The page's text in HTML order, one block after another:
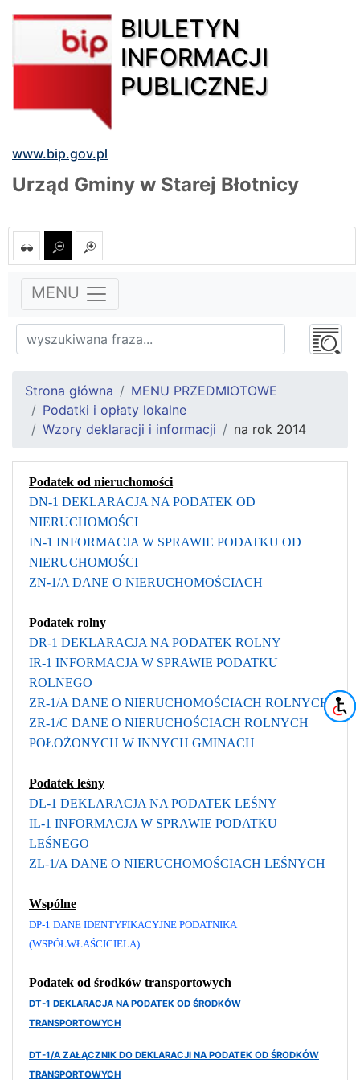
BIULETYN
INFORMACJI
PUBLICZNEJ
www.bip.gov.pl
Urząd Gminy w Starej Błotnicy
MENU
Strona główna
MENU PRZEDMIOTOWE
Podatki i opłaty lokalne
Wzory deklaracji i informacji
na rok 2014
Podatek od nieruchomości
DN-1 DEKLARACJA NA PODATEK OD
NIERUCHOMOŚCI
IN-1 INFORMACJA W SPRAWIE PODATKU OD
NIERUCHOMOŚCI
ZN-1/A DANE O NIERUCHOMOŚCIACH
Podatek rolny
DR-1 DEKLARACJA NA PODATEK ROLNY
IR-1 INFORMACJA W SPRAWIE PODATKU
ROLNEGO
ZR-1/A DANE O NIERUCHOMOŚCIACH ROLNYCH
ZR-1/C DANE O NIERUCHOŚCIACH ROLNYCH
POŁOŻONYCH W INNYCH GMINACH
Podatek leśny
DL-1 DEKLARACJA NA PODATEK LEŚNY
IL-1 INFORMACJA W SPRAWIE PODATKU
LEŚNEGO
ZL-1/A DANE O NIERUCHOMOŚCIACH LEŚNYCH
Wspólne
DP-1 DANE IDENTYFIKACYJNE PODATNIKA
(WSPÓŁWŁAŚCICIELA)
Podatek od środków transportowych
DT-1 DEKLARACJA NA PODATEK OD ŚRODKÓW
TRANSPORTOWYCH
DT-1/A ZAŁĄCZNIK DO DEKLARACJI NA PODATEK OD ŚRODKÓW
TRANSPORTOWYCH